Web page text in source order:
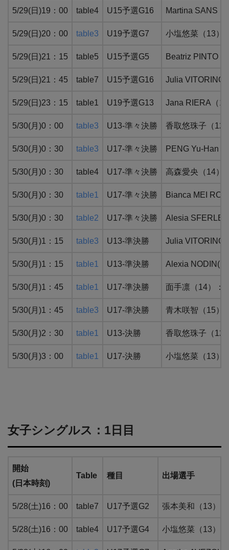
5/29(日)19：00 table4 U15予選G16 Martina SANS
5/29(日)20：00 table3 U19予選G7 小塩悠菜（13
5/29(日)21：15 table5 U15予選G5 Beatriz PINTO
5/29(日)21：45 table7 U15予選G16 Julia
5/29(日)23：15 table1 U19予選G13 Jana RIERA（
5/30(月)0：00 table3 U13-準々決勝 香取悠珠子（
5/30(月)0：30 table3 U17-準々決勝 PENG Yu-Han
5/30(月)0：30 table4 U17-準々決勝 高森愛央（14
5/30(月)0：30 table1 U17-準々決勝 Bianca MEI
5/30(月)0：30 table2 U17-準々決勝 Alesia
5/30(月)1：15 table3 U13-準決勝 Julia
5/30(月)1：15 table1 U13-準決勝 Alexia
5/30(月)1：45 table1 U17-準決勝 面手凛（14）
5/30(月)1：45 table3 U17-準決勝 青木咲智（15
5/30(月)2：30 table1 U13-決勝 香取悠珠子（
5/30(月)3：00 table1 U17-決勝 小塩悠菜（13
女子シングルス：1日目
開始
(日本時刻)
Table 種目 出場選手
5/28(土)16：00 table7 U17予選G2 張本美和（13）
5/28(土)16：00 table4 U17予選G4 小塩悠菜（13）